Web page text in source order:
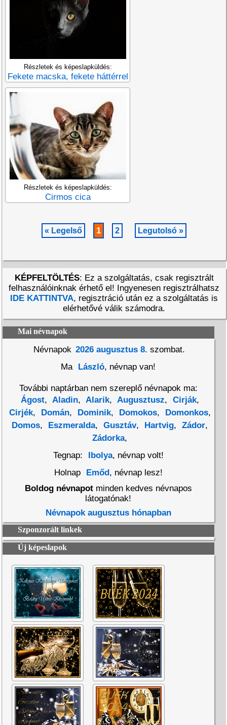
Részletek és képeslapküldés:
Fekete macska, fekete háttérrel
Részletek és képeslapküldés:
Cirmos cica
« Legelső 1 2 Legutolsó »
KÉPFELTÖLTÉS: Ez a szolgáltatás, csak regisztrált
felhasználóinknak érhető el! Ingyenesen regisztrálhatsz
IDE KATTINTVA, regisztráció után ez a szolgáltatás is
elérhetővé válik számodra.
Mai névnapok
Névnapok 2026 augusztus 8. szombat.
Ma
László, névnap van!
További naptárban nem szereplő névnapok ma:
Ágost, Aladin, Alarik, Augusztusz, Cirják,
Cirjék, Domán, Dominik, Domokos, Domonkos,
Domos, Eszmeralda, Gusztáv, Hartvig, Zádor,
Zádorka,
Tegnap:
Ibolya, névnap volt!
Holnap
Emőd, névnap lesz!
Boldog névnapotminden kedves névnapos
látogatónak!
Névnapok augusztus hónapban
Szponzorált linkek
Új képeslapok